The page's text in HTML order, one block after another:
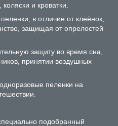
и кроватки.
в отличие от клеёнок,
защищая от опрелостей
защиту во время сна,
принятии воздушных
пеленки на
подобранный